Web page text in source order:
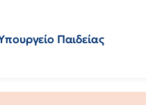
Παιδείας